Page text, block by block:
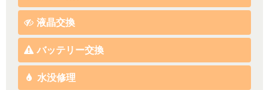
液晶交換
バッテリー交換
水没修理